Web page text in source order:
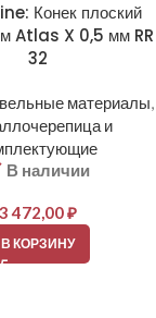
Конек плоский
Atlas X 0,5 мм RR
32
материалы,
и
В наличии
3 472,00₽
В КОРЗИНУ